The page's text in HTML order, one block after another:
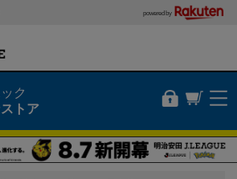
powered by
ク
トア